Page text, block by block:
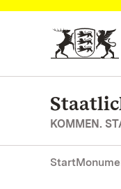
Zum Hauptinhalt
KOMMEN.
Start